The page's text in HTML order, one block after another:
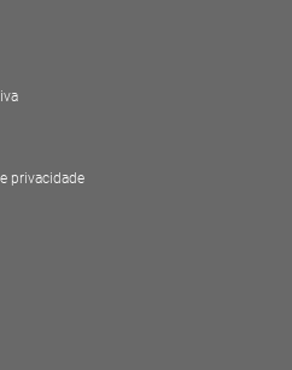
privacidade